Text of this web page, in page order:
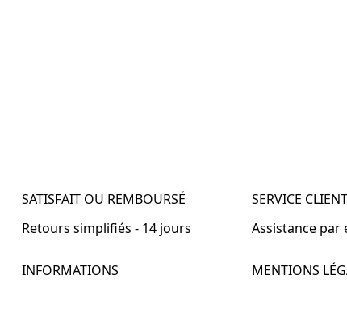
SATISFAIT OU REMBOURSÉ
Retours simplifiés - 14 jours
SERVICE
Assistance par
INFORMATIONS
MENTIONS